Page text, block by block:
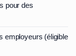
pour des
employeurs (éligible